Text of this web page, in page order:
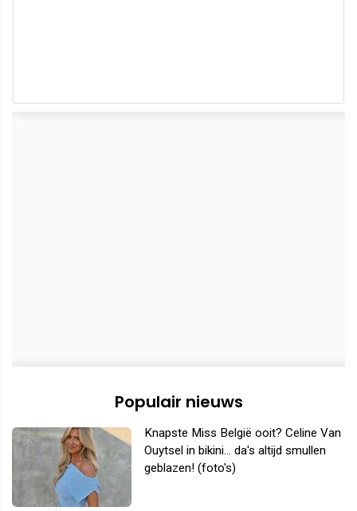
Populair nieuws
Knapste Miss België ooit? Celine Van
Ouytsel in bikini... da's altijd smullen
geblazen! (foto's)